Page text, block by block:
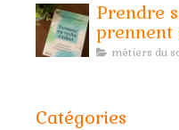
Prendre
prennent
métiers du
Catégories